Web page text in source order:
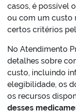
casos, é possível
ou com um custo
certos critérios
No Atendimento
detalhes sobre
custo, incluindo
elegibilidade, os
os recursos
desses